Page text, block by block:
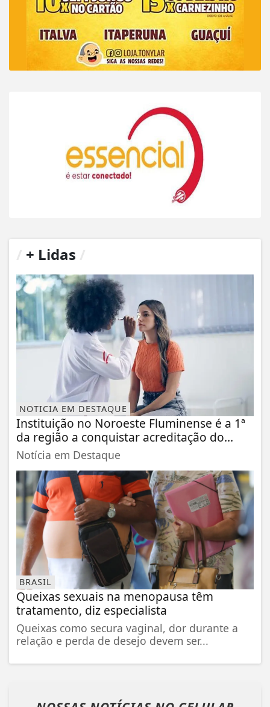
+ Lidas
NOTICIA EM DESTAQUE
Instituição no Noroeste Fluminense é a 1ª
da região a conquistar acreditação do...
Notícia em Destaque
BRASIL
Queixas sexuais na menopausa têm
tratamento, diz especialista
Queixas como secura vaginal, dor durante a
relação e perda de desejo devem ser...